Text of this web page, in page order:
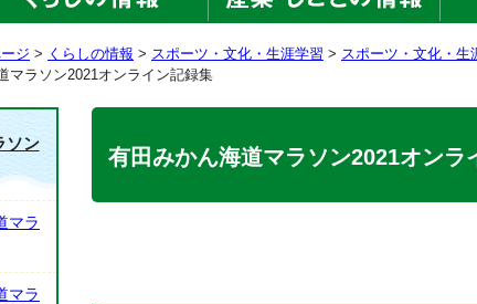
ジ > くらしの情報 > スポーツ・文化・生涯学習 > スポーツ・文化・生
マラソン2021オンライン記録集
有田みかん海道マラソン2021オンラ
ソン
マラ
マラ